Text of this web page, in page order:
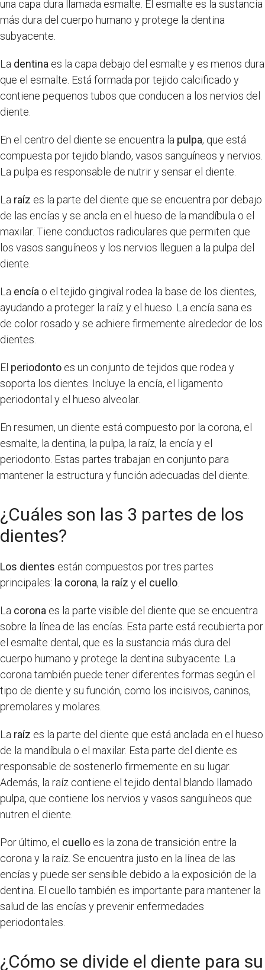
una capa dura llamada esmalte. El esmalte es la sustancia
más dura del cuerpo humano y protege la dentina
subyacente.
La dentina es la capa debajo del esmalte y es menos dura
que el esmalte. Está formada por tejido calcificado y
contiene pequenos tubos que conducen a los nervios del
diente.
En el centro del diente se encuentra la pulpa, que está
compuesta por tejido blando, vasos sanguíneos y nervios.
La pulpa es responsable de nutrir y sensar el diente.
La raíz es la parte del diente que se encuentra por debajo
de las encías y se ancla en el hueso de la mandíbula o el
maxilar. Tiene conductos radiculares que permiten que
los vasos sanguíneos y los nervios lleguen a la pulpa del
diente.
La encía o el tejido gingival rodea la base de los dientes,
ayudando a proteger la raíz y el hueso. La encía sana es
de color rosado y se adhiere firmemente alrededor de los
dientes.
El periodonto es un conjunto de tejidos que rodea y
soporta los dientes. Incluye la encía, el ligamento
periodontal y el hueso alveolar.
En resumen, un diente está compuesto por la corona, el
esmalte, la dentina, la pulpa, la raíz, la encía y el
periodonto. Estas partes trabajan en conjunto para
mantener la estructura y función adecuadas del diente.
¿Cuáles son las 3 partes de los
dientes?
Los dientes están compuestos por tres partes
principales: la corona, la raíz y el cuello
La corona es la parte visible del diente que se encuentra
sobre la línea de las encías. Esta parte está recubierta por
el esmalte dental, que es la sustancia más dura del
cuerpo humano y protege la dentina subyacente. La
corona también puede tener diferentes formas según el
tipo de diente y su función, como los incisivos, caninos,
premolares y molares.
La raíz es la parte del diente que está anclada en el hueso
de la mandíbula o el maxilar. Esta parte del diente es
responsable de sostenerlo firmemente en su lugar.
Además, la raíz contiene el tejido dental blando llamado
pulpa, que contiene los nervios y vasos sanguíneos que
nutren el diente.
Por último, el cuello es la zona de transición entre la
corona y la raíz. Se encuentra justo en la línea de las
encías y puede ser sensible debido a la exposición de la
dentina. El cuello también es importante para mantener la
salud de las encías y prevenir enfermedades
periodontales.
¿Cómo se divide el diente para su